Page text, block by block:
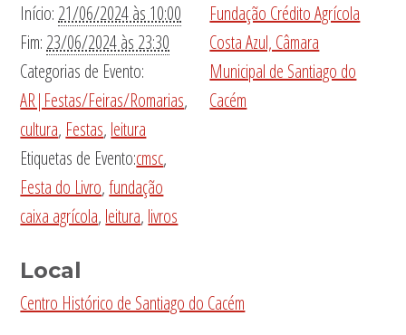
Início: 21/06/2024 às 10:00
Fim: 23/06/2024 às 23:30
Categorias de Evento:
AR|Festas/Feiras/Romarias,
cultura, Festas, leitura
Etiquetas de Evento:cmsc,
Festa do Livro,fundação
caixa agrícola, leitura, livros
Fundação Crédito Agrícola
Costa Azul, Câmara
Municipal de Santiago do
Cacém
Local
Centro Histórico de Santiago do Cacém